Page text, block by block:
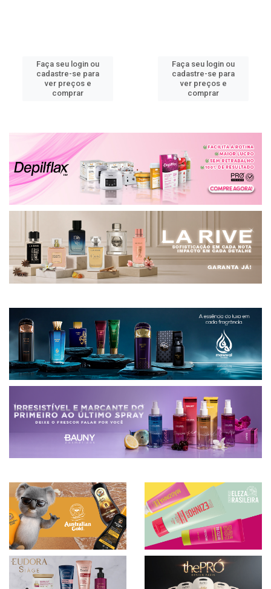
Faça seu login ou
cadastre-se para
ver preços e
comprar
Faça seu login ou
cadastre-se para
ver preços e
comprar